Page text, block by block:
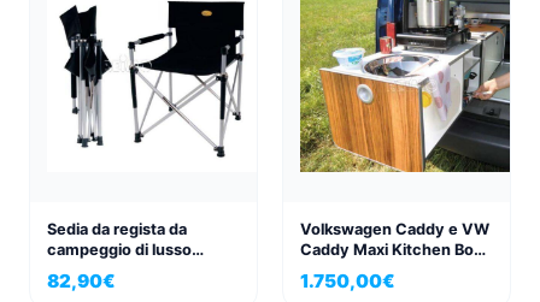
Sedia da regista da
campeggio di lusso
Toscana, ideale per
camper
82,90€
Volkswagen Caddy e VW
Caddy Maxi Kitchen Box
Active
1.750,00€